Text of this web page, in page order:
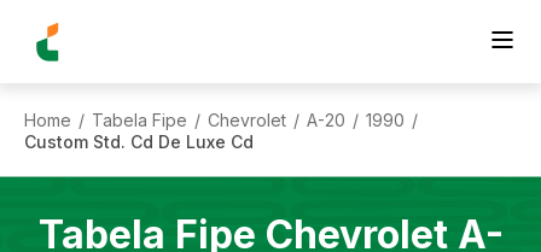
Home / Tabela Fipe / Chevrolet / A-20 / 1990 /
Custom Std. Cd De Luxe Cd
Tabela Fipe Chevrolet A-